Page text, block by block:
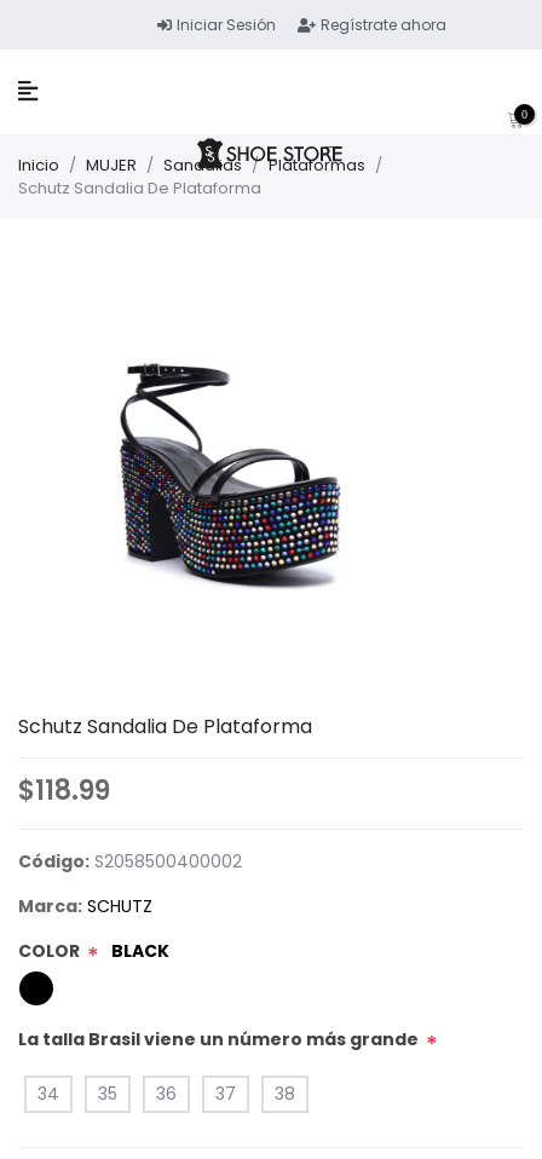
Iniciar Sesión Regístrate ahora
0
Inicio / MUJER / Sandalias / Plataformas /
Schutz Sandalia De Plataforma
Schutz Sandalia De Plataforma
$118.99
Código: S2058500400002
Marca: SCHUTZ
COLOR * BLACK
La talla Brasil viene un número más grande *
34 35 36 37 38